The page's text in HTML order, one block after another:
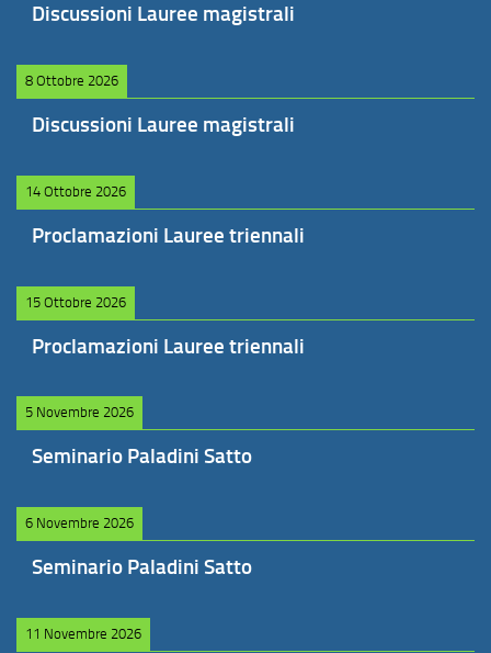
Discussioni Lauree magistrali
8 Ottobre 2026
Discussioni Lauree magistrali
14 Ottobre 2026
Proclamazioni Lauree triennali
15 Ottobre 2026
Proclamazioni Lauree triennali
5 Novembre 2026
Seminario Paladini Satto
6 Novembre 2026
Seminario Paladini Satto
11 Novembre 2026